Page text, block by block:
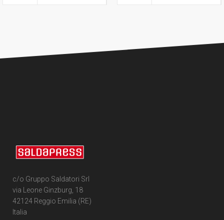
c/o Gruppo Saldatori Srl
via Leone Ginzburg, 18
42124 Reggio Emilia (RE)
Italia